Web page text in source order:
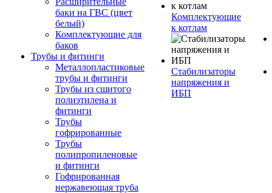
баки на ГВС (цвет
белый)
Комплектующие для
баков
Трубы и фитинги
Металлопластиковые
трубы и фитинги
Трубы из сшитого
полиэтилена и
фитинги
Трубы
гофрированные
Трубы
полипропиленовые
и фитинги
Гофрированная
нержавеющая труба
Комплектующие
к котлам
Стабилизаторы
напряжения и
ИБП